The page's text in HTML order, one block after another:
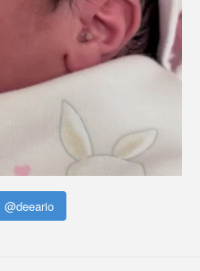
@deeario